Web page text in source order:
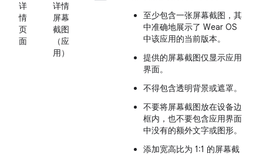
详
情
页
面
详情
屏幕
截图
（应
用）
至少包含一张屏幕截图，其
中准确地展示了 Wear OS
中该应用的当前版本。
提供的屏幕截图仅显示应用
界面。
不得包含透明背景或遮罩。
不要将屏幕截图放在设备边
框内，也不要包含应用界面
中没有的额外文字或图形。
添加宽高比为 1:1 的屏幕截